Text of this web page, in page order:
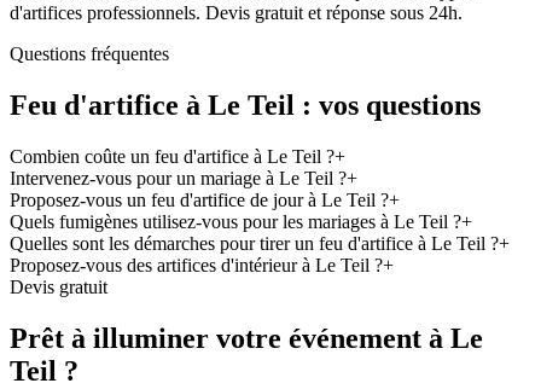
d'artifices professionnels. Devis gratuit et réponse sous 24h.
Questions fréquentes
Feu d'artifice à Le Teil : vos questions
Combien coûte un feu d'artifice à Le Teil ?+
Intervenez-vous pour un mariage à Le Teil ?+
Proposez-vous un feu d'artifice de jour à Le Teil ?+
Quels fumigènes utilisez-vous pour les mariages à Le Teil ?+
Quelles sont les démarches pour tirer un feu d'artifice à Le Teil ?+
Proposez-vous des artifices d'intérieur à Le Teil ?+
Devis gratuit
Prêt à illuminer votre événement à Le
Teil ?